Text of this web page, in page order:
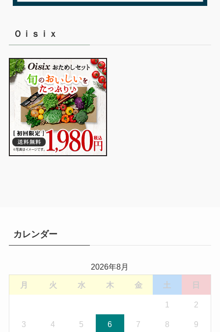
Ｏｉｓｉｘ
カレンダー
2026年8月
月 火 水 木 金 土 日
1 2
3 4 5 6 7 8 9